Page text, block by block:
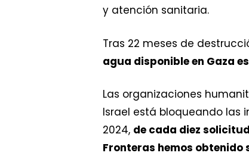
y atención sanitaria.
Tras 22 meses de
agua disponible en Gaza
Las organizaciones
Israel está bloqueando las
2024, de cada diez
Fronteras hemos obtenido